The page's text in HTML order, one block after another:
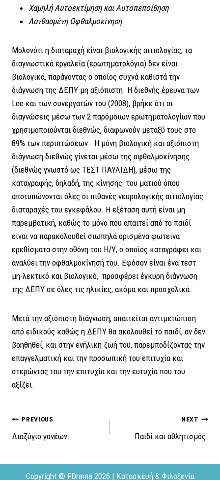
Χαμηλή Αυτοεκτίμηση και Αυτοπεποίθηση
Λανθασμένη Οφθαλμοκίνηση
Μολονότι η διαταραχή είναι βιολογικής αιτιολογίας, τα
διαγνωστικά εργαλεία (ερωτηματολόγια) δεν είναι
βιολογικά, παράγοντας ο οποίος συχνά καθιστά την
διάγνωση της ΔΕΠΥ μη αξιόπιστη. Η διεθνής έρευνα των
Lee και των συνεργατών του (2008), βρήκε ότι οι
διαγνώσεις μέσω των 2 παρόμοιων ερωτηματολογίων που
χρησιμοποιούνται διεθνώς, διαφωνούν μεταξύ τους στο
89% των περιπτώσεων. Η μόνη βιολογική και αξιόπιστη
διάγνωση διεθνώς γίνεται μέσω της οφθαλμοκίνησης
(διεθνώς γνωστό ως ΤΕΣΤ ΠΑΥΛΙΔΗ), μέσω της
καταγραφής, δηλαδή, της κίνησης του ματιού όπου
αποτυπώνονται όλες οι πιθανές νευρολογικής αιτιολογίας
διαταραχές του εγκεφάλου. Η εξέταση αυτή είναι μη
παρεμβατική, καθώς το μόνο που απαιτεί από το παιδί
είναι να παρακολουθεί σιωπηλά ορισμένα φωτεινά
ερεθίσματα στην οθόνη του Η/Υ, ο οποίος καταγράφει και
αναλύει την οφθαλμοκίνησή του. Εφόσον είναι ένα τεστ
μη-λεκτικό και βιολογικό, προσφέρει έγκυρη διάγνωση
της ΔΕΠΥ σε όλες τις ηλικίες, ακόμα και προσχολικά.
Μετά την αξιόπιστη διάγνωση, απαιτείται αντιμετώπιση
από ειδικούς καθώς η ΔΕΠΥ θα ακολουθεί το παιδί, αν δεν
βοηθηθεί, και στην ενήλικη ζωή του, παρεμποδίζοντας την
επαγγελματική και την προσωπική του επιτυχία και
στερώντας του την επιτυχία και την ευτυχία που του
αξίζει.
Πλοήγηση
άρθρων
PREVIOUS
Διαζύγιο γονέων.
NEXT
Παιδί και αθλητισμός.
Copyright © FDrama 2026 | Κατασκευή & Φιλοξενία